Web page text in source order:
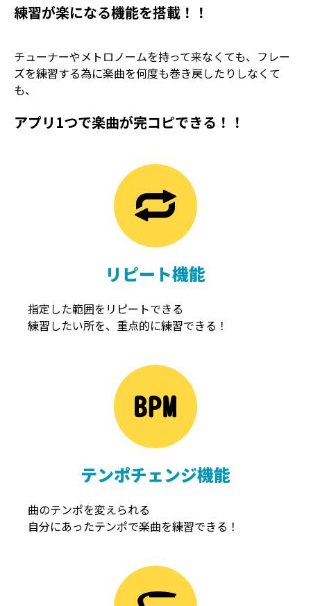
練習が楽になる機能を搭載！！
チューナーやメトロノームを持って来なくても、フレー
ズを練習する為に楽曲を何度も巻き戻したりしなくて
も、
アプリ1つで楽曲が完コピできる！！
リピート機能
指定した範囲をリピートできる
練習したい所を、重点的に練習できる！
テンポチェンジ機能
曲のテンポを変えられる
自分にあったテンポで楽曲を練習できる！